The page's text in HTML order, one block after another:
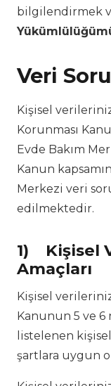
bilgilendirmek
Veri
Kişisel
Korunması
Evde Bakım
Kanun
Merkezi veri
edilmektedir.
1) Kişisel
Amaçları
Kişisel
Kanunun 5 ve 6
listelenen
şartlara uygun